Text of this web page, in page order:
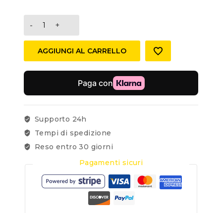
AGGIUNGI AL CARRELLO
Supporto 24h
Tempi di spedizione
Reso entro 30 giorni
Pagamenti sicuri